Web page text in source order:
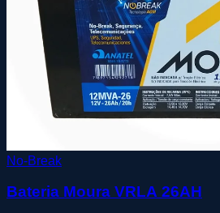
No-Break
Bateria Moura VRLA 26AH